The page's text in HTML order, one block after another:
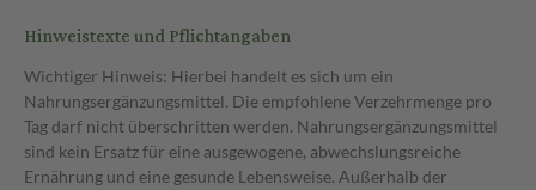
Hinweistexte und Pflichtangaben
Wichtiger Hinweis: Hierbei handelt es sich um ein
Nahrungsergänzungsmittel. Die empfohlene Verzehrmenge pro
Tag darf nicht überschritten werden. Nahrungsergänzungsmittel
sind kein Ersatz für eine ausgewogene, abwechslungsreiche
Ernährung und eine gesunde Lebensweise. Außerhalb der